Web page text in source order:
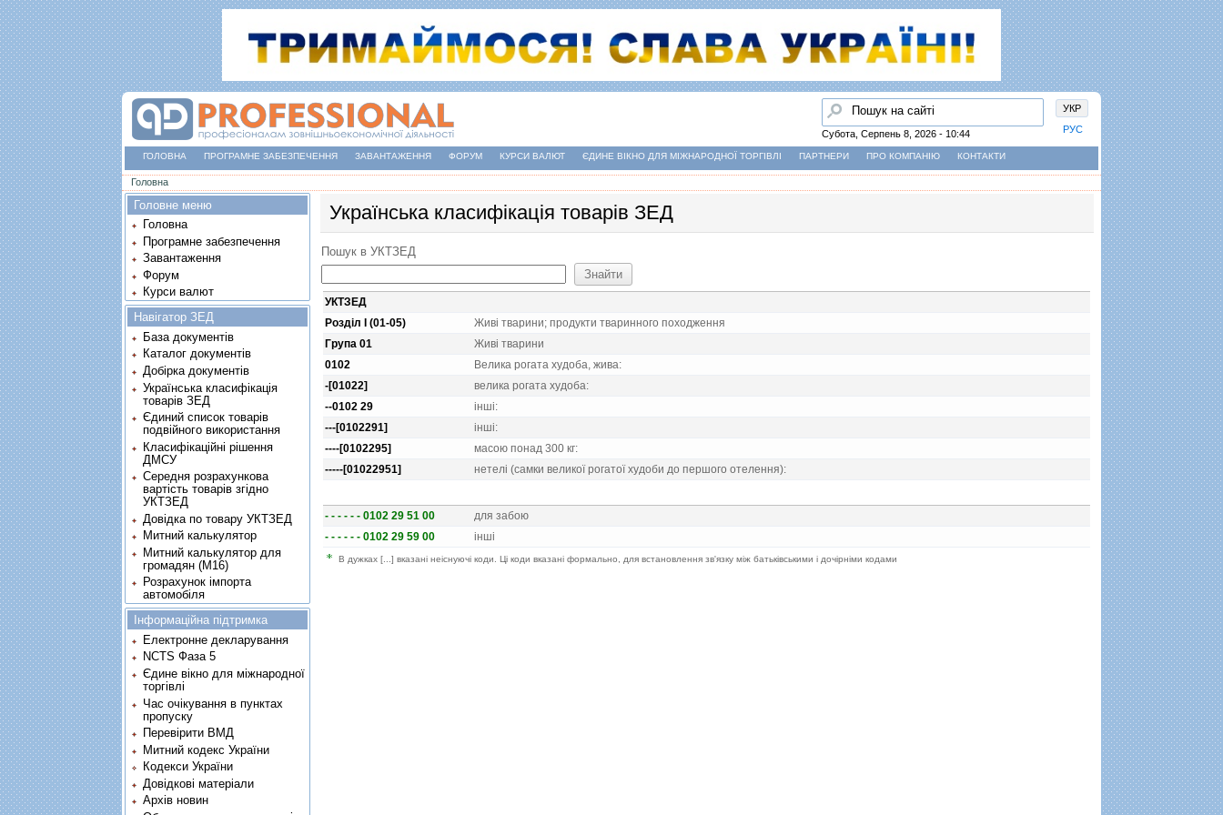
УКР
РУС
Пошук
Субота, Серпень 8, 2026 - 10:44
ГОЛОВНА ПРОГРАМНЕ ЗАБЕЗПЕЧЕННЯ ЗАВАНТАЖЕННЯ ФОРУМ КУРСИ ВАЛЮТ ЄДИНЕ ВІКНО ДЛЯ МІЖНАРОДНОЇ ТОРГІВЛІ ПАРТНЕРИ ПРО КОМПАНІЮ КОНТАКТИ
Ви є тут
Головна
Українська класифікація товарів ЗЕД
Пошук в УКТЗЕД
УКТЗЕД
Розділ I (01-05)
Живi тварини; продукти тваринного походження
Група 01
Живi тварини
0102
Велика рогата худоба, жива:
-[01022]
велика рогата худоба:
--0102 29
iншi:
---[0102291]
iншi:
----[0102295]
масою понад 300 кг:
-----[01022951]
нетелi (самки великої рогатої худоби до першого отелення):
- - - - - - 0102 29 51 00
для забою
- - - - - - 0102 29 59 00
iншi
В дужках [...] вказані неіснуючі коди. Ці коди вказані формально, для встановлення зв'язку між батьківськими і дочірніми кодами
Головне меню
Головна
Програмне забезпечення
Завантаження
Форум
Курси валют
Навігатор ЗЕД
База документів
Каталог документів
Добірка документів
Українська класифікація
товарів ЗЕД
Єдиний список товарів
подвійного використання
Класифікаційні рішення
ДМСУ
Середня розрахункова
вартість товарів згідно
УКТЗЕД
Довідка по товару УКТЗЕД
Митний калькулятор
Митний калькулятор для
громадян (М16)
Розрахунок імпорта
автомобіля
Інформаційна підтримка
Електронне декларування
NCTS Фаза 5
Єдине вікно для міжнародної
торгівлі
Час очікування в пунктах
пропуску
Перевірити ВМД
Митний кодекс України
Кодекси України
Довідкові матеріали
Архів новин